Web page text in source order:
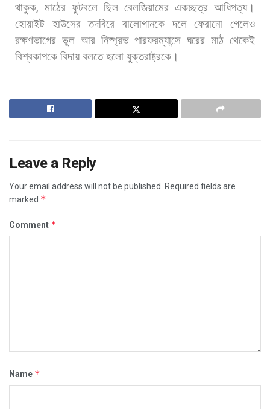
থাকুক, মাঠের ফুটবলে ছিল বেলজিয়ামের একচ্ছত্র আধিপত্য।
হোয়াইট
হাউসের তদবিরে বালোগানকে দলে ফেরানো
গেলেও
রক্ষণভাগের ভুল আর নিষ্প্রভ পারফরম্যান্সে ঘরের মাঠ থেকেই
বিশ্বকাপকে বিদায় বলতে হলো যুক্তরাষ্ট্রকে।
Leave a Reply
Your email address will not be published.
Required fields are
marked *
Comment *
Name *